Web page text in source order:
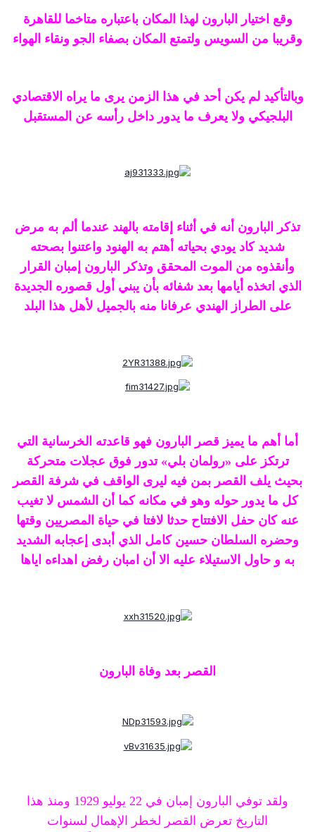
وقع اختيار البارون لهذا المكان باعتباره متاخما للقاهرة
وقريبا من السويس ولتمتع المكان بصفاء الجو ونقاء الهواء
وبالتأكيد لم يكن أحد في هذا الزمن يرى ما يراه الاقتصادي
البلجيكي ولا يعرف ما يدور داخل رأسه عن المستقبل
تذكر البارون أنه في أثناء إقامته بالهند عندما ألم به مرض
شديد كاد يودي بحياته أهتم به الهنود واعتنوا بصحته
وأنقذوه من الموت المحقق وتذكر البارون إمبان القرار
الذي اتخذه أيامها بعد شفائه بأن يبني أول قصوره الجديدة
على الطراز الهندي عرفانا منه بالجميل لأهل هذا البلد
أما أهم ما يميز قصر البارون فهو قاعدته الخرسانية التي
ترتكز على «رولمان بلي» تدور فوق عجلات متحركة
بحيث يلف القصر بمن فيه ليرى الواقف في شرفة القصر
كل ما يدور حوله وهو في مكانه كما أن الشمس لا تغيب
عنه كان حفل الافتتاح حدثا لافتا في حياة المصريين وقتها
وحضره السلطان حسين كامل الذي أبدى إعجابه الشديد
به و حاول الاستيلاء عليه الا أن امبان رفض اهداءه اياها
القصر بعد وفاة البارون
ولقد توفي البارون إمبان في 22 يوليو 1929 ومنذ هذا
التاريخ تعرض القصر لخطر الإهمال لسنوات